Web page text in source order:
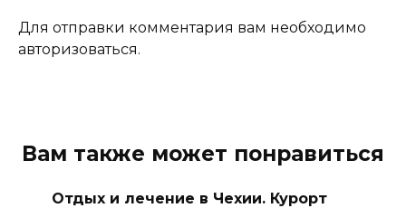
Для отправки комментария вам необходимо
авторизоваться.
Вам также может понравиться
Отдых и лечение в Чехии. Курорт